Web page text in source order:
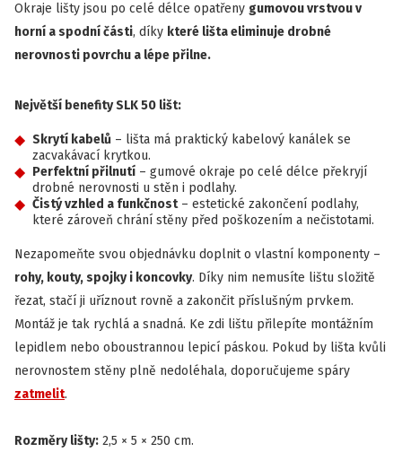
Okraje lišty jsou po celé délce opatřeny gumovou vrstvou v
horní a spodní části, díky které lišta eliminuje drobné
nerovnosti povrchu a lépe přilne.
Největší benefity SLK 50 lišt:
Skrytí kabelů – lišta má praktický kabelový kanálek se
zacvakávací krytkou.
Perfektní přilnutí – gumové okraje po celé délce překryjí
drobné nerovnosti u stěn i podlahy.
Čistý vzhled a funkčnost– estetické zakončení podlahy,
které zároveň chrání stěny před poškozením a nečistotami.
Nezapomeňte svou objednávku doplnit o vlastní komponenty –
rohy, kouty, spojky i koncovky. Díky nim nemusíte lištu složitě
řezat, stačí ji uříznout rovně a zakončit příslušným prvkem.
Montáž je tak rychlá a snadná. Ke zdi lištu přilepíte montážním
lepidlem nebo oboustrannou lepicí páskou. Pokud by lišta kvůli
nerovnostem stěny plně nedoléhala, doporučujeme spáry
zatmelit.
Rozměry lišty: 2,5 × 5 × 250 cm.